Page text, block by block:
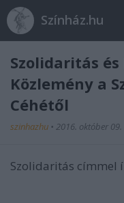
Színház.hu
Szolidaritás
Közlemény a
Céhétől
szinhazhu • 2016. október 09.
Szolidaritás címmel